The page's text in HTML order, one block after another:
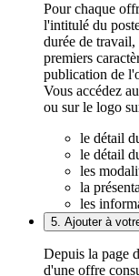
Pour chaque
l'intitulé du
durée de
premiers
publication de
Vous accédez
ou sur le logo
le détail
le détail
les
la
les
5. Ajouter à
Depuis la page
d'une offre